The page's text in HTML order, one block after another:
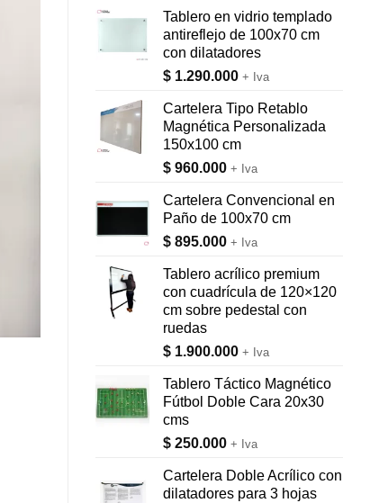
Tablero en vidrio templado
antireflejo de 100x70 cm
con dilatadores
$ 1.290.000 + Iva
Cartelera Tipo Retablo
Magnética Personalizada
150x100 cm
$ 960.000 + Iva
Cartelera Convencional en
Paño de 100x70 cm
$ 895.000 + Iva
Tablero acrílico premium
con cuadrícula de 120×120
cm sobre pedestal con
ruedas
$ 1.900.000 + Iva
Tablero Táctico Magnético
Fútbol Doble Cara 20x30
cms
$ 250.000 + Iva
Cartelera Doble Acrílico con
dilatadores para 3 hojas